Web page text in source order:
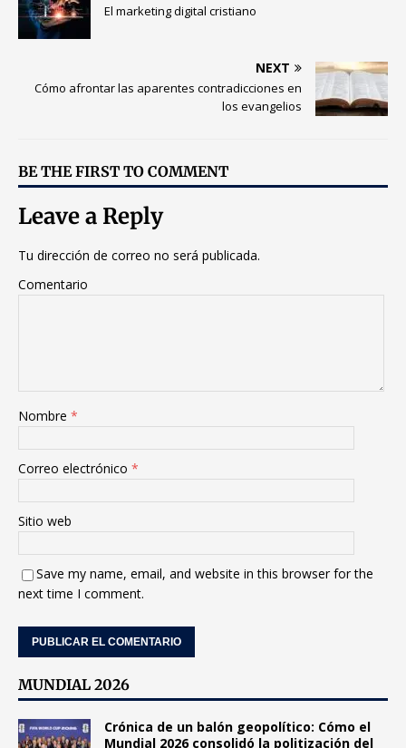
El marketing digital cristiano
NEXT
Cómo afrontar las aparentes contradicciones en
los evangelios
BE THE FIRST TO COMMENT
Leave a Reply
Tu dirección de correo no será publicada.
Comentario
Nombre *
Correo electrónico *
Sitio web
Save my name, email, and website in this browser for the
next time I comment.
MUNDIAL 2026
Crónica de un balón geopolítico: Cómo el
Mundial 2026 consolidó la politización del